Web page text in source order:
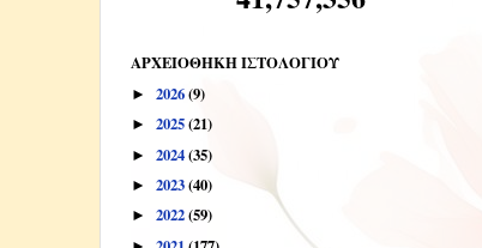
ΑΡΧΕΙΟΘΗΚΗ ΙΣΤΟΛΟΓΙΟΥ
► 2026(9)
► 2025(21)
► 2024(35)
► 2023(40)
► 2022(59)